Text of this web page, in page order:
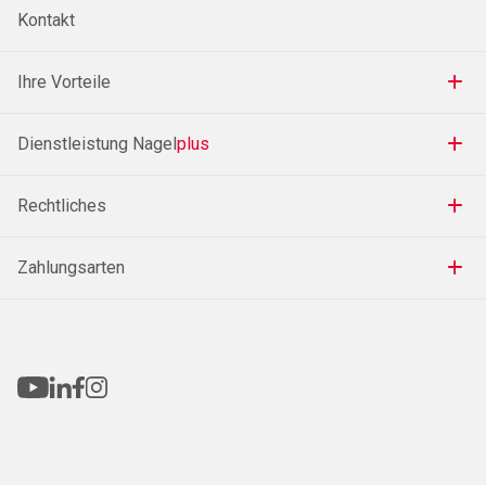
Kontakt
Ihre Vorteile
Dienstleistung Nagel plus
Rechtliches
Zahlungsarten